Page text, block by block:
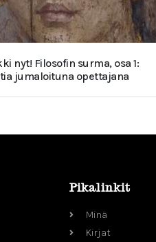
nyt! Filosofin surma, osa 1:
jumaloituna opettajana
Pikalinkit
Minä
Kirjat